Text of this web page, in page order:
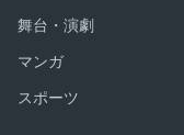
舞台・演劇
マンガ
スポーツ